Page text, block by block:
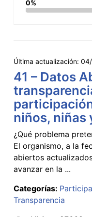
0%
Última actualización:
41 – Datos
niños, niñas
¿Qué problema
El organismo, a la
abiertos
avanzar en la ...
Categorías:
Transparencia